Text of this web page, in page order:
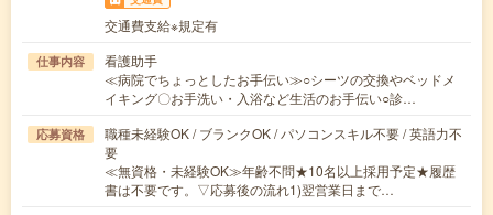
交通費支給※規定有
仕事内容
看護助手
≪病院でちょっとしたお手伝い≫○シーツの交換やベッドメ
イキング〇お手洗い・入浴など生活のお手伝い○診…
応募資格
職種未経験OK / ブランクOK / パソコンスキル不要 / 英語力不
要
≪無資格・未経験OK≫年齢不問★10名以上採用予定★履歴
書は不要です。▽応募後の流れ1)翌営業日まで…